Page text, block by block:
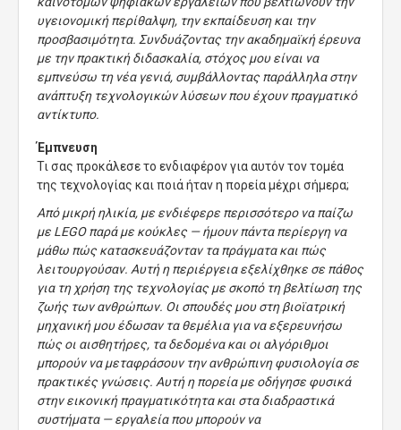
υγειονομική περίθαλψη, την εκπαίδευση και την
προσβασιμότητα. Συνδυάζοντας την ακαδημαϊκή έρευνα
με την πρακτική διδασκαλία, στόχος μου είναι να
εμπνεύσω τη νέα γενιά, συμβάλλοντας παράλληλα στην
ανάπτυξη τεχνολογικών λύσεων που έχουν πραγματικό
αντίκτυπο.
Έμπνευση
Τι σας προκάλεσε το ενδιαφέρον για αυτόν τον τομέα
της τεχνολογίας και ποιά ήταν η πορεία μέχρι σήμερα;
Από μικρή ηλικία, με ενδιέφερε περισσότερο να παίζω
με LEGO παρά με κούκλες — ήμουν πάντα περίεργη να
μάθω πώς κατασκευάζονταν τα πράγματα και πώς
λειτουργούσαν. Αυτή η περιέργεια εξελίχθηκε σε πάθος
για τη χρήση της τεχνολογίας με σκοπό τη βελτίωση της
ζωής των ανθρώπων. Οι σπουδές μου στη βιοϊατρική
μηχανική μου έδωσαν τα θεμέλια για να εξερευνήσω
πώς οι αισθητήρες, τα δεδομένα και οι αλγόριθμοι
μπορούν να μεταφράσουν την ανθρώπινη φυσιολογία σε
πρακτικές γνώσεις. Αυτή η πορεία με οδήγησε φυσικά
στην εικονική πραγματικότητα και στα διαδραστικά
συστήματα — εργαλεία που μπορούν να